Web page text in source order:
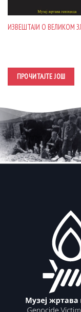
ИЗВЕШТАЈИ О ВЕЛИКОМ
ПРОЧИТАЈТЕ ЈОШ